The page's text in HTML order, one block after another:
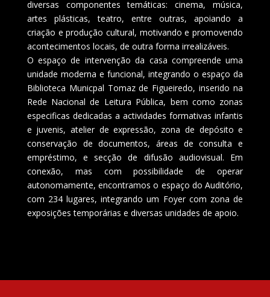
diversas componentes temáticas: cinema, música,
artes plásticas, teatro, entre outras, apoiando a
criação e produção cultural, motivando e promovendo
acontecimentos locais, de outra forma irrealizáveis.
O espaço de intervenção da casa compreende uma
unidade moderna e funcional, integrando o espaço da
Biblioteca Municpal Tomaz de Figueiredo, inserido na
Rede Nacional de Leitura Pública, bem como zonas
especificas dedicadas a actividades formativas infantis
e juvenis, atelier de expressão, zona de depósito e
conservação de documentos, áreas de consulta e
empréstimo, e secção de difusão audiovisual. Em
conexão, mas com possibilidade de operar
autonomamente, encontramos o espaço do Auditório,
com 234 lugares, integrando um Foyer com zona de
exposições temporárias e diversas unidades de apoio.